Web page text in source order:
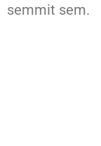
semmit sem.